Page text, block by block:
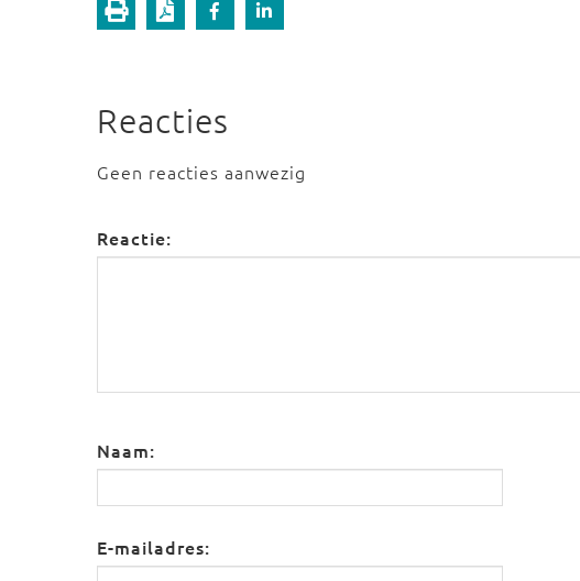
Reacties
Geen reacties aanwezig
Reactie:
Naam:
E-mailadres: